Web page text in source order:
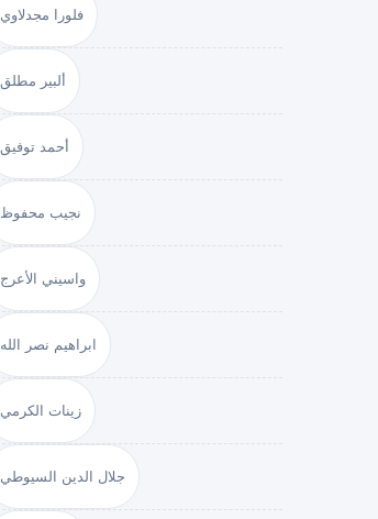
فلورا مجدلاوي
ألبير مطلق
أحمد توفيق
نجيب محفوظ
واسيني الأعرج
ابراهيم نصر الله
زينات الكرمي
جلال الدين السيوطي